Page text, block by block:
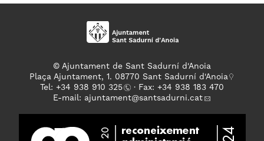
© Ajuntament de Sant Sadurní d'Anoia
Plaça Ajuntament, 1. 08770 Sant Sadurní d'Anoia
Tel: +34 938 910 325
· Fax: +34 938 183 470
E-mail: ajuntament@santsadurni.cat